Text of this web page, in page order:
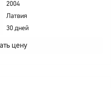
2004
Латвия
30 дней
цену